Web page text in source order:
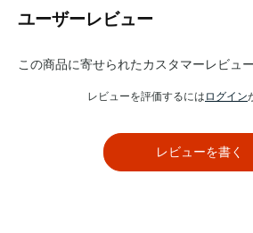
ユーザーレビュー
この商品に寄せられたカスタマーレビュ
レビューを評価するには ログイン
レビューを書く